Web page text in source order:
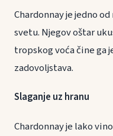
Chardonnay je jedno
svetu. Njegov oštar
tropskog voća čine
zadovoljstava.
Slaganje uz hranu
Chardonnay je lako